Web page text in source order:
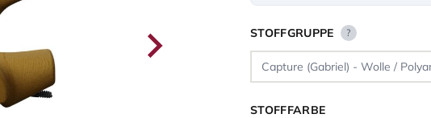
STOFFGRUPPE ?
STOFFFARBE